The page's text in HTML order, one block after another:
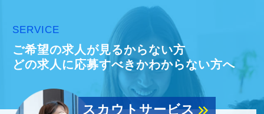
SERVICE
ご希望の求人が見るからない方
どの求人に応募すべきかわからない方へ
スカウトサービスkeyboard_double_arrow_right